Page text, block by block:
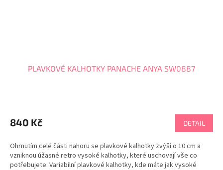
PLAVKOVÉ KALHOTKY PANACHE ANYA SW0887
840 Kč DETAIL
Ohrnutím celé části nahoru se plavkové kalhotky zvýší o 10 cm a
vzniknou úžasné retro vysoké kalhotky, které uschovají vše co
potřebujete. Variabilní plavkové kalhotky, kde máte jak vysoké